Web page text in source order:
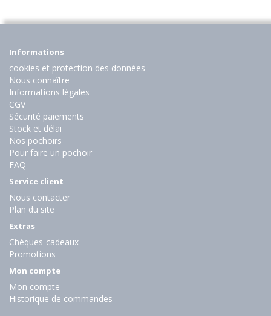
Informations
cookies et protection des données
Nous connaître
Informations légales
CGV
Sécurité paiements
Stock et délai
Nos pochoirs
Pour faire un pochoir
FAQ
Service client
Nous contacter
Plan du site
Extras
Chèques-cadeaux
Promotions
Mon compte
Mon compte
Historique de commandes